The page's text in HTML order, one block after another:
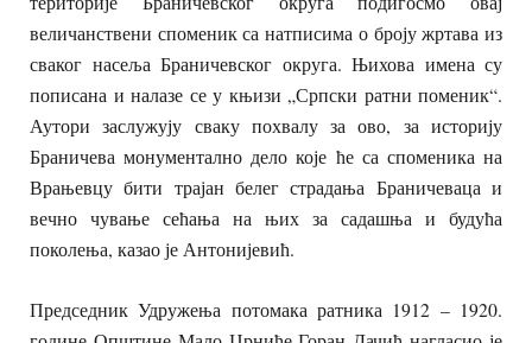
величанствени споменик са натписима о броју жртава из
сваког насеља Браничевског округа. Њихова имена су
пописана и налазе се у књизи „Српски ратни поменик“.
Аутори заслужују сваку похвалу за ово, за историју
Браничева монументално дело које ће са споменика на
Врањевцу бити трајан белег страдања Браничеваца и
вечно чување сећања на њих за садашња и будућа
поколења, казао је Антонијевић.
Председник Удружења потомака ратника 1912 – 1920.